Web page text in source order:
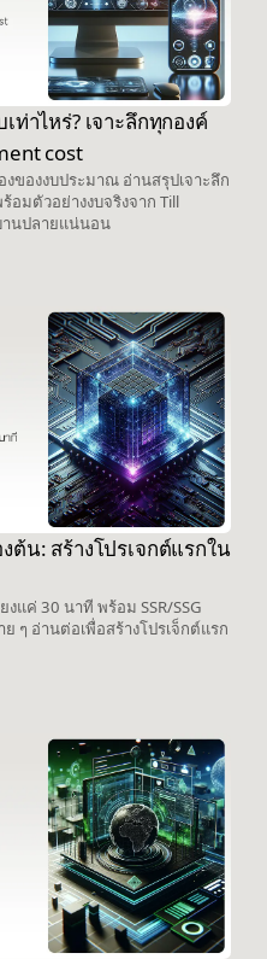
ท่าไหร่? เจาะลึกทุกองค์
cost
ของงบประมาณ อ่านสรุปเจาะลึก
มตัวอย่างงบจริงจาก Till
นปลายแน่นอน
น: สร้างโปรเจกต์แรกใน
แค่ 30 นาที พร้อม SSR/SSG
ๆ อ่านต่อเพื่อสร้างโปรเจ็กต์แรก